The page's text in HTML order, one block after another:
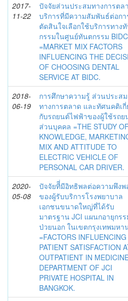
2017-
11-22
ปัจจัยส่วนประสมทางการตล
บริการที่มีความสัมพันธ์ต่อกา
ตัดสินใจเลือกใช้บริการทาง
กรรมในศูนย์ทันตกรรม BIDC
=MARKET MIX FACTORS
INFLUENCING THE
OF CHOOSING DENTAL
SERVICE AT BIDC.
2018-
06-19
การศึกษาความรู้ ส่วนประสม
ทางการตลาด และทัศนคติเกี่
กับรถยนต์ไฟฟ้าของผู้ใช้รถย
ส่วนบุคคล =THE STUDY OF
KNOWLEDGE,
MIX AND ATTITUDE TO
ELECTRIC VEHICLE OF
PERSONAL CAR DRIVER.
2020-
05-08
ปัจจัยทีี่มีอิทธิพลต่อความพึงพ
ของผู้รับบริการโรงพยาบาล
เอกชนขนาดใหญ่ที่ได้รับ
มาตรฐาน JCI แผนกอายุกร
ป่วยนอก ในเขตกรุงเทพมหา
=FACTORS INFLUENCING
PATIENT SATISFACTION
OUTPATIENT IN
DEPARTMENT OF JCI
PRIVATE HOSPITAL IN
BANGKOK.